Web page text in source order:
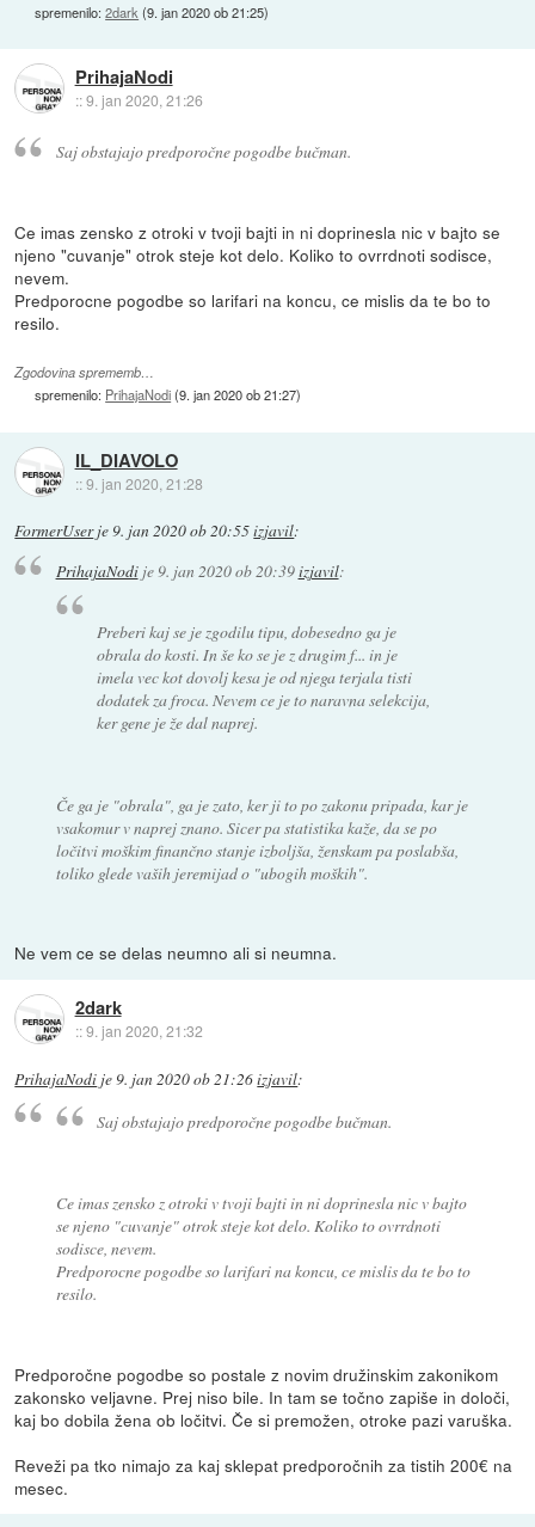
spremenilo:2dark (9. jan 2020 ob 21:25)
PrihajaNodi
::9. jan 2020, 21:26
Saj obstajajo predporočne pogodbe bučman.
Ce imas zensko z otroki v tvoji bajti in ni doprinesla nic v bajto se
njeno "cuvanje" otrok steje kot delo. Koliko to ovrrdnoti sodisce,
nevem.
Predporocne pogodbe so larifari na koncu, ce mislis da te bo to
resilo.
Zgodovina sprememb…
spremenilo: PrihajaNodi(9. jan 2020 ob 21:27)
IL_DIAVOLO
::9. jan 2020, 21:28
FormerUserje9. jan 2020 ob 20:55izjavil:
PrihajaNodije 9. jan 2020 ob 20:39izjavil:
Preberi kaj se je zgodilu tipu, dobesedno ga je
obrala do kosti. In še ko se je z drugim f... in je
imela vec kot dovolj kesa je od njega terjala tisti
dodatek za froca. Nevem ce je to naravna selekcija,
ker gene je že dal naprej.
Če ga je "obrala", ga je zato, ker ji to po zakonu pripada, kar je
vsakomur v naprej znano. Sicer pa statistika kaže, da se po
ločitvi moškim finančno stanje izboljša, ženskam pa poslabša,
toliko glede vaših jeremijad o "ubogih moških".
Ne vem ce se delas neumno ali si neumna.
2dark
::9. jan 2020, 21:32
PrihajaNodi je 9. jan 2020 ob 21:26izjavil:
Saj obstajajo predporočne pogodbe bučman.
Ce imas zensko z otroki v tvoji bajti in ni doprinesla nic v bajto
se njeno "cuvanje" otrok steje kot delo. Koliko to ovrrdnoti
sodisce, nevem.
Predporocne pogodbe so larifari na koncu, ce mislis da te bo to
resilo.
Predporočne pogodbe so postale z novim družinskim zakonikom
zakonsko veljavne. Prej niso bile. In tam se točno zapiše in določi,
kaj bo dobila žena ob ločitvi. Če si premožen, otroke pazi varuška.
Reveži pa tko nimajo za kaj sklepat predporočnih za tistih 200€ na
mesec.